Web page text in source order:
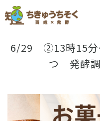
6/29 ②13時15分
つ 発酵調